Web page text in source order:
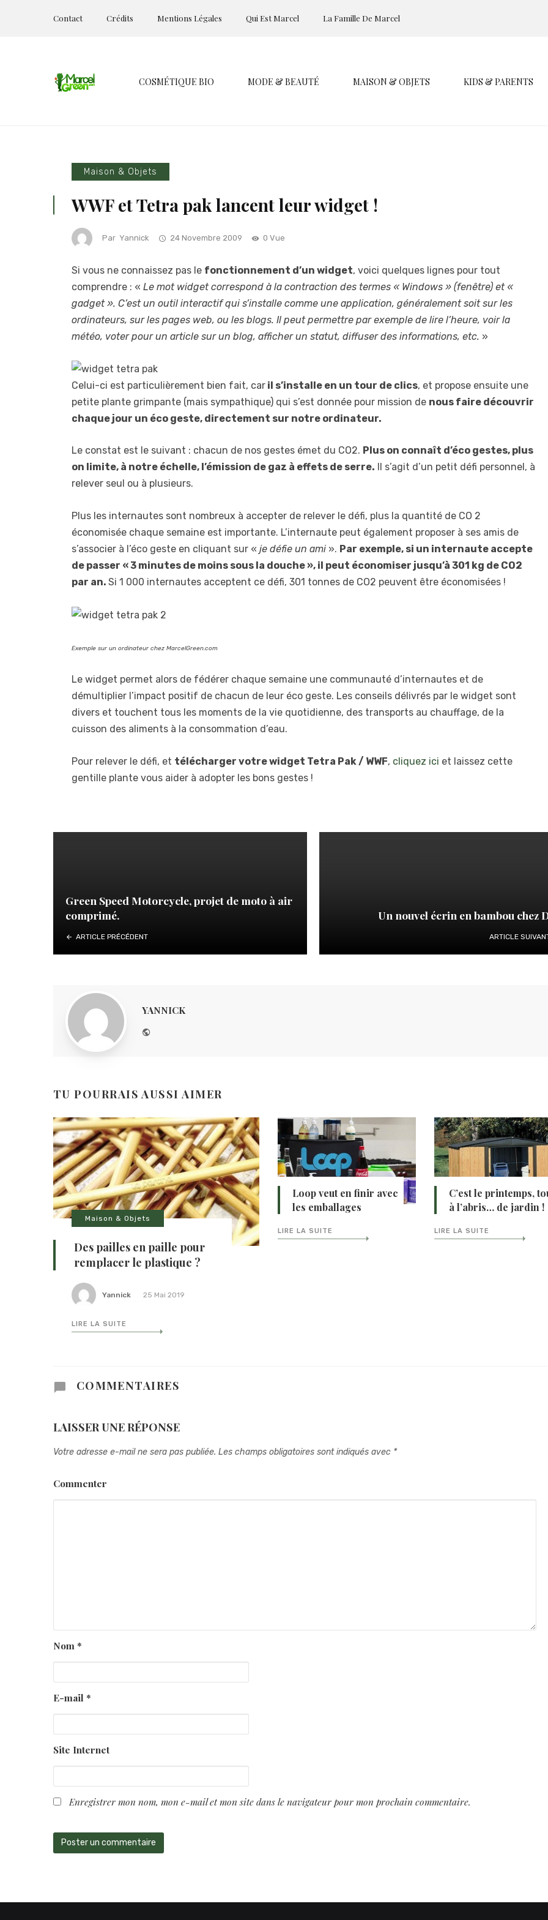
Contact Crédits Mentions Légales Qui Est Marcel La Famille De Marcel
COSMÉTIQUE BIO MODE & BEAUTÉ MAISON & OBJETS KIDS & PARENTS
Maison & Objets
WWF et Tetra pak lancent leur widget !
Par Yannick 24 Novembre 2009 0 Vue
Si vous ne connaissez pas le fonctionnement d’un widget, voici quelques lignes pour tout
comprendre : « Le mot widget correspond à la contraction des termes « Windows » (fenêtre) et «
gadget ». C’est un outil interactif qui s’installe comme une application, généralement soit sur les
ordinateurs, sur les pages web, ou les blogs. Il peut permettre par exemple de lire l’heure, voir la
météo, voter pour un article sur un blog, afficher un statut, diffuser des informations, etc. »
Celui-ci est particulièrement bien fait, car il s’installe en un tour de clics, et propose ensuite une
petite plante grimpante (mais sympathique) qui s’est donnée pour mission de nous faire découvrir
chaque jour un éco geste, directement sur notre ordinateur.
Le constat est le suivant : chacun de nos gestes émet du CO2. Plus on connaît d’éco gestes, plus
on limite, à notre échelle, l’émission de gaz à effets de serre. Il s’agit d’un petit défi personnel, à
relever seul ou à plusieurs.
Plus les internautes sont nombreux à accepter de relever le défi, plus la quantité de CO 2
économisée chaque semaine est importante. L’internaute peut également proposer à ses amis de
s’associer à l’éco geste en cliquant sur « je défie un ami ». Par exemple, si un internaute accepte
de passer « 3 minutes de moins sous la douche », il peut économiser jusqu’à 301 kg de CO2
par an. Si 1 000 internautes acceptent ce défi, 301 tonnes de CO2 peuvent être économisées !
Exemple sur un ordinateur chez MarcelGreen.com
Le widget permet alors de fédérer chaque semaine une communauté d’internautes et de
démultiplier l’impact positif de chacun de leur éco geste. Les conseils délivrés par le widget sont
divers et touchent tous les moments de la vie quotidienne, des transports au chauffage, de la
cuisson des aliments à la consommation d’eau.
Pour relever le défi, et télécharger votre widget Tetra Pak / WWF, cliquez ici et laissez cette
gentille plante vous aider à adopter les bons gestes !
Green Speed Motorcycle, projet de moto à air
comprimé.
ARTICLE PRÉCÉDENT
Un nouvel écrin en bambou chez
ARTICLE
YANNICK
TU POURRAIS AUSSI AIMER
Maison & Objets
Des pailles en paille pour
remplacer le plastique ?
Yannick 25 Mai 2019
LIRE LA SUITE
Loop veut en finir avec
les emballages
LIRE LA SUITE
C’est le printemps,
à l’abris… de jardin !
LIRE LA SUITE
COMMENTAIRES
LAISSER UNE RÉPONSE
Votre adresse e-mail ne sera pas publiée. Les champs obligatoires sont indiqués avec *
Commenter
Nom *
E-mail *
Site Internet
Enregistrer mon nom, mon e-mail et mon site dans le navigateur pour mon prochain commentaire.